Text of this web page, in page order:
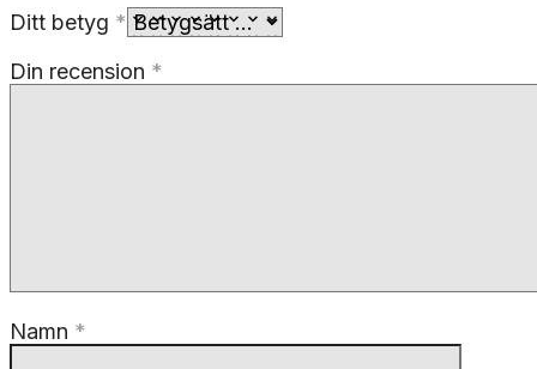
Ditt betyg *
Din recension *
Namn *